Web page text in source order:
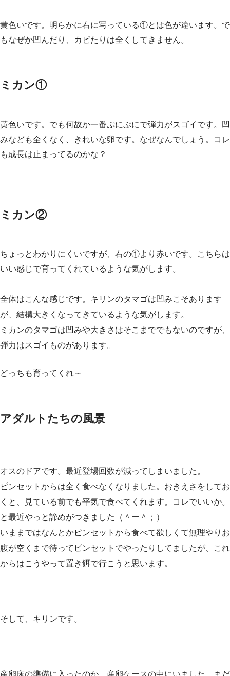
黄色いです。明らかに右に写っている①とは色が違います。で
もなぜか凹んだり、カビたりは全くしてきません。
ミカン①
黄色いです。でも何故か一番ぷにぷにで弾力がスゴイです。凹
みなども全くなく、きれいな卵です。なぜなんでしょう。コレ
も成長は止まってるのかな？
ミカン②
ちょっとわかりにくいですが、右の①より赤いです。こちらは
いい感じで育ってくれているような気がします。
全体はこんな感じです。キリンのタマゴは凹みこそあります
が、結構大きくなってきているような気がします。
ミカンのタマゴは凹みや大きさはそこまででもないのですが、
弾力はスゴイものがあります。
どっちも育ってくれ～
アダルトたちの風景
オスのドアです。最近登場回数が減ってしまいました。
ピンセットからは全く食べなくなりました。おきえさをしてお
くと、見ている前でも平気で食べてくれます。コレでいいか。
と最近やっと諦めがつきました（＾ー＾；）
いままではなんとかピンセットから食べて欲しくて無理やりお
腹が空くまで待ってピンセットでやったりしてましたが、これ
からはこうやって置き餌で行こうと思います。
そして、キリンです。
産卵床の準備に入ったのか、産卵ケースの中にいました。まだ